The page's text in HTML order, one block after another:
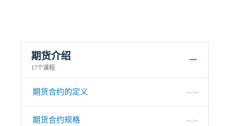
期货介绍
17个课程
期货合约的定义 --:--
期货合约规格 --:--